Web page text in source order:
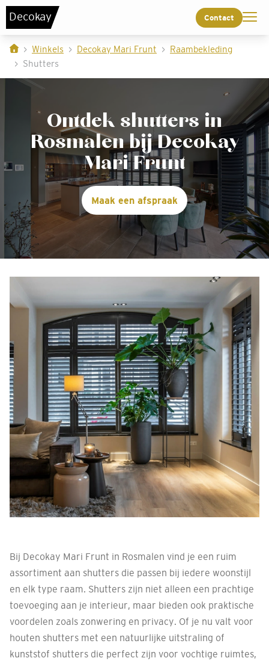
Decokay Contact
Winkels Decokay Mari Frunt
Raambekleding
Shutters
Ontdek shutters in
Rosmalen bij Decokay
Mari Frunt
Maak een afspraak
Bij Decokay Mari Frunt in Rosmalen vind je een ruim
assortiment aan shutters die passen bij iedere woonstijl
en elk type raam. Shutters zijn niet alleen een prachtige
toevoeging aan je interieur, maar bieden ook praktische
voordelen zoals zonwering en privacy. Of je nu valt voor
houten shutters met een natuurlijke uitstraling of
kunststof shutters die perfect zijn voor vochtige ruimtes,